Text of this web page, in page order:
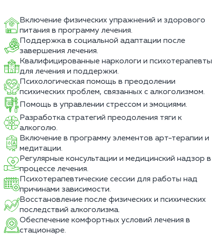
Включение физических упражнений и здорового
питания в программу лечения.
Поддержка в социальной адаптации после
завершения лечения.
Квалифицированные наркологи и психотерапевты
для лечения и поддержки.
Психологическая помощь в преодолении
психических проблем, связанных с алкоголизмом.
Помощь в управлении стрессом и эмоциями.
Разработка стратегий преодоления тяги к
алкоголю.
Включение в программу элементов арт-терапии и
медитации.
Регулярные консультации и медицинский надзор в
процессе лечения.
Психотерапевтические сессии для работы над
причинами зависимости.
Восстановление после физических и психических
последствий алкоголизма.
Обеспечение комфортных условий лечения в
стационаре.